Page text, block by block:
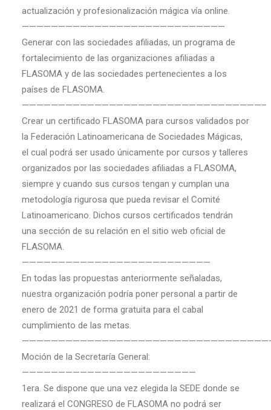
actualización y profesionalización mágica vía online.
————————————————————————————
Generar con las sociedades afiliadas, un programa de
fortalecimiento de las organizaciones afiliadas a
FLASOMA y de las sociedades pertenecientes a los
países de FLASOMA.
—————————————————————————————————–
Crear un certificado FLASOMA para cursos validados por
la Federación Latinoamericana de Sociedades Mágicas,
el cual podrá ser usado únicamente por cursos y talleres
organizados por las sociedades afiliadas a FLASOMA,
siempre y cuando sus cursos tengan y cumplan una
metodología rigurosa que pueda revisar el Comité
Latinoamericano. Dichos cursos certificados tendrán
una sección de su relación en el sitio web oficial de
FLASOMA.
——————————————————————————
En todas las propuestas anteriormente señaladas,
nuestra organización podría poner personal a partir de
enero de 2021 de forma gratuita para el cabal
cumplimiento de las metas.
Moción de la Secretaría General:
————————————————————————
1era. Se dispone que una vez elegida la SEDE donde se
realizará el CONGRESO de FLASOMA no podrá ser